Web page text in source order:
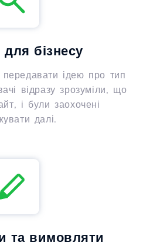
бізнесу
ідею про тип
відразу зрозуміли, що
і були заохочені
далі.
та вимовляти